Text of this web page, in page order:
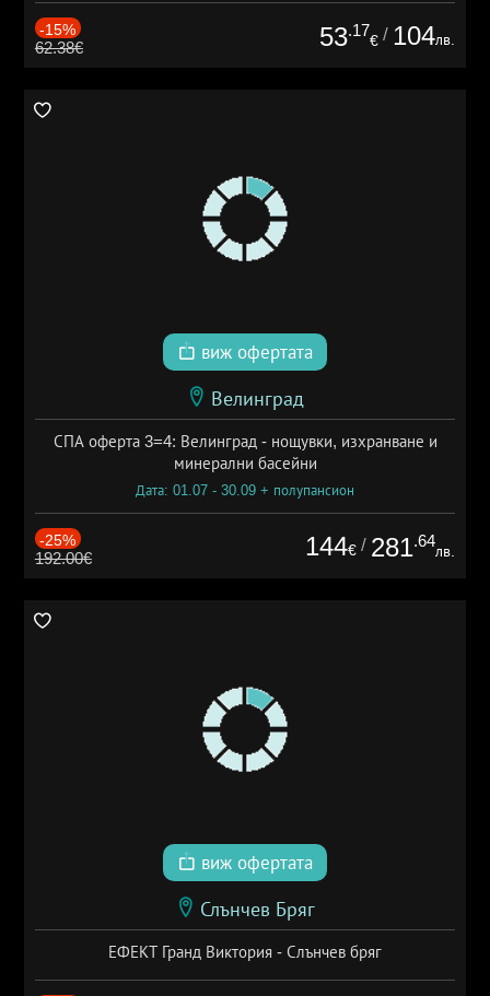
-15%
62.38€ 53.17
€ / 104лв.
виж офертата
Велинград
СПА оферта 3=4: Велинград - нощувки, изхранване и
минерални басейни
Дата: 01.07 - 30.09 + полупансион
-25%
192.00€ 144€ / 281.64
лв.
виж офертата
Слънчев Бряг
ЕФЕКТ Гранд Виктория - Слънчев бряг